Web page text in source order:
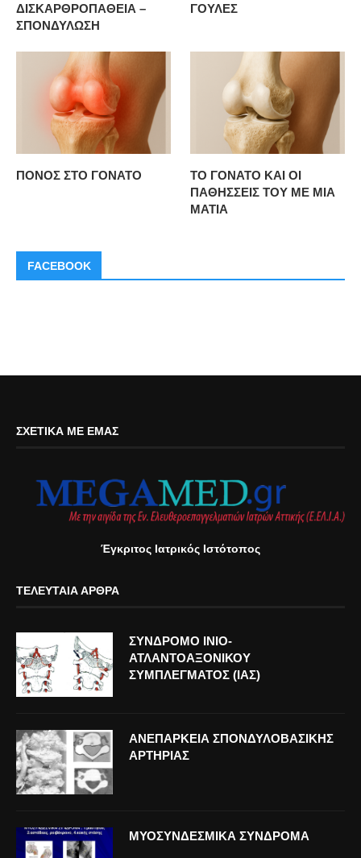
ΔΙΣΚΑΡΘΡΟΠΑΘΕΙΑ –
ΣΠΟΝΔΥΛΩΣΗ
ΓΟΥΛΕΣ
ΠΟΝΟΣ ΣΤΟ ΓΟΝΑΤΟ
ΤΟ ΓΟΝΑΤΟ ΚΑΙ ΟΙ
ΠΑΘΗΣΣΕΙΣ ΤΟΥ ΜΕ ΜΙΑ
ΜΑΤΙΑ
FACEBOOK
ΣΧΕΤΙΚΆ ΜΕ ΕΜΆΣ
Έγκριτος Ιατρικός Ιστότοπος
ΤΕΛΕΥΤΑΊΑ ΆΡΘΡΑ
ΣΥΝΔΡΟΜΟ ΙΝΙΟ-
ΑΤΛΑΝΤΟΑΞΟΝΙΚΟΥ
ΣΥΜΠΛΕΓΜΑΤΟΣ (ΙΑΣ)
ΑΝΕΠΑΡΚΕΙΑ ΣΠΟΝΔΥΛΟΒΑΣΙΚΗΣ
ΑΡΤΗΡΙΑΣ
ΜΥΟΣΥΝΔΕΣΜΙΚΑ ΣΥΝΔΡΟΜΑ